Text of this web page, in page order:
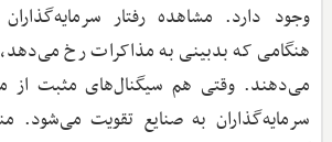
وجود دارد. مشاهده‌ رفتار
هنگامی که بدبینی به مذاکرات رخ می‌دهد،
می‌دهند. وقتی هم سیگنال‌های مثبت از
سرمایه‌گذاران به صنایع تقویت می‌شود.